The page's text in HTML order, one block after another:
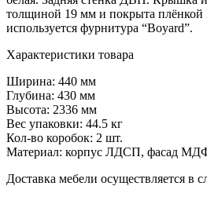
толщиной 19 мм и покрыта
используется фурнитура “Boyard”.
Характеристики товара
Ширина: 440 мм
Глубина: 430 мм
Высота: 2336 мм
Вес упаковки: 44.5 кг
Кол-во коробок: 2 шт.
Материал: корпус ЛДСП, фасад
Доставка мебели осуществляется в